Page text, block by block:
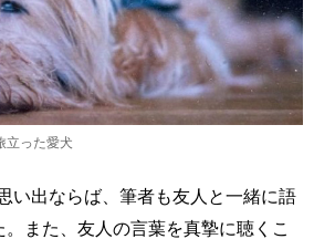
立った愛犬
い出ならば、筆者も友人と一緒に語
また、友人の言葉を真摯に聴くこ